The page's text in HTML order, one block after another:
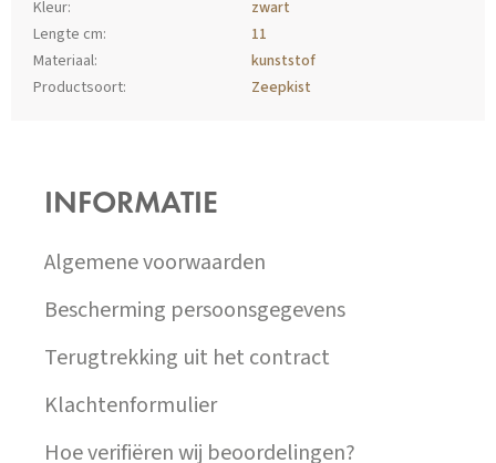
Kleur:
zwart
Lengte cm:
11
Materiaal:
kunststof
Productsoort:
Zeepkist
INFORMATIE
Algemene voorwaarden
Bescherming persoonsgegevens
Terugtrekking uit het contract
Klachtenformulier
Hoe verifiëren wij beoordelingen?